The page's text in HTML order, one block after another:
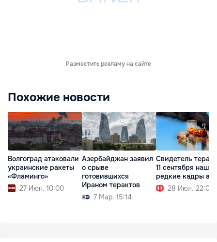
Разместить рекламу на сайте
Похожие новости
Волгоград атаковали
украинские ракеты
«Фламинго»
27 Июн. 10:00
Азербайджан заявил
о срыве
готовившихся
Ираном терактов
7 Мар. 15:14
Свидетель
11 сентября нашел
редкие кадры
28 Июл. 22:01